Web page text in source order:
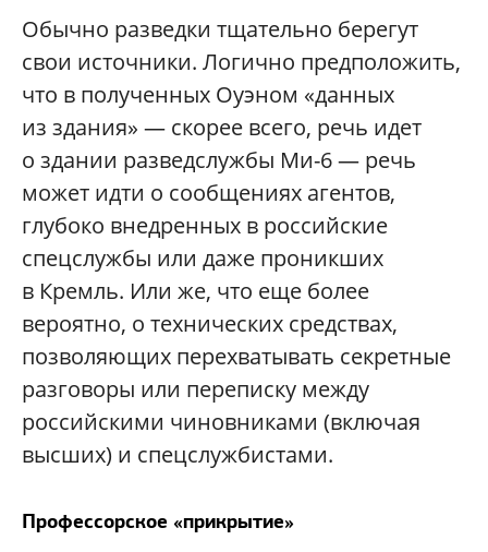
Обычно разведки тщательно берегут
свои источники. Логично предположить,
что в полученных Оуэном «данных
из здания» — скорее всего, речь идет
о здании разведслужбы Ми-6 — речь
может идти о сообщениях агентов,
глубоко внедренных в российские
спецслужбы или даже проникших
в Кремль. Или же, что еще более
вероятно, о технических средствах,
позволяющих перехватывать секретные
разговоры или переписку между
российскими чиновниками (включая
высших) и спецслужбистами.
Профессорское «прикрытие»